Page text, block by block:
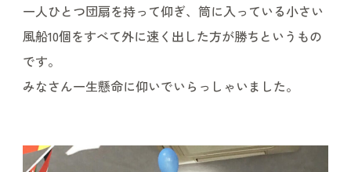
一人ひとつ団扇を持って仰ぎ、筒に入っている小さい
風船10個をすべて外に速く出した方が勝ちというもの
です。
みなさん一生懸命に仰いでいらっしゃいました。